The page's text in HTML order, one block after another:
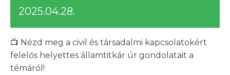
2025.04.28.
📺 Nézd meg a civil és társadalmi kapcsolatokért
felelős helyettes államtitkár úr gondolatait a
témáról!